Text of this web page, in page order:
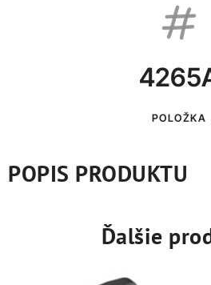
POLOŽKA
POPIS PRODUKTU
Ďalšie